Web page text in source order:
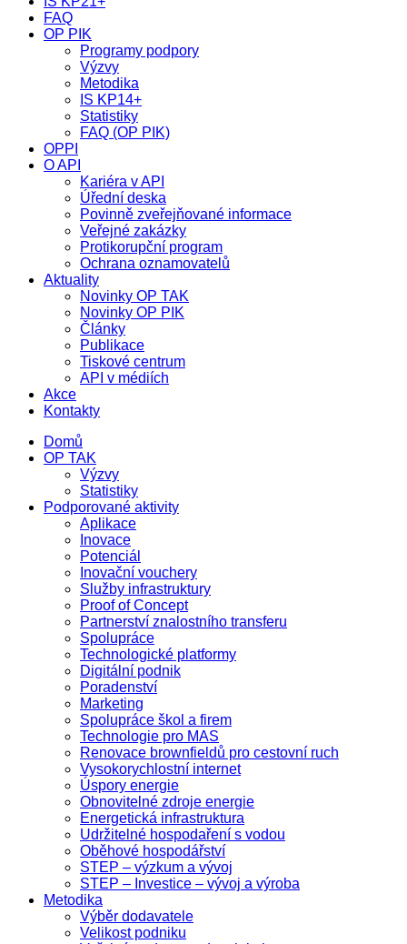
FAQ
OP PIK
Programy podpory
Výzvy
Metodika
IS KP14+
Statistiky
FAQ (OP PIK)
OPPI
O API
Kariéra v API
Úřední deska
Povinně zveřejňované informace
Veřejné zakázky
Protikorupční program
Ochrana oznamovatelů
Aktuality
Novinky OP TAK
Novinky OP PIK
Články
Publikace
Tiskové centrum
API v médiích
Akce
Kontakty
Domů
OP TAK
Výzvy
Statistiky
Podporované aktivity
Aplikace
Inovace
Potenciál
Inovační vouchery
Služby infrastruktury
Proof of Concept
Partnerství znalostního transferu
Spolupráce
Technologické platformy
Digitální podnik
Poradenství
Marketing
Spolupráce škol a firem
Technologie pro MAS
Renovace brownfieldů pro cestovní ruch
Vysokorychlostní internet
Úspory energie
Obnovitelné zdroje energie
Energetická infrastruktura
Udržitelné hospodaření s vodou
Oběhové hospodářství
STEP – výzkum a vývoj
STEP – Investice – vývoj a výroba
Metodika
Výběr dodavatele
Velikost podniku